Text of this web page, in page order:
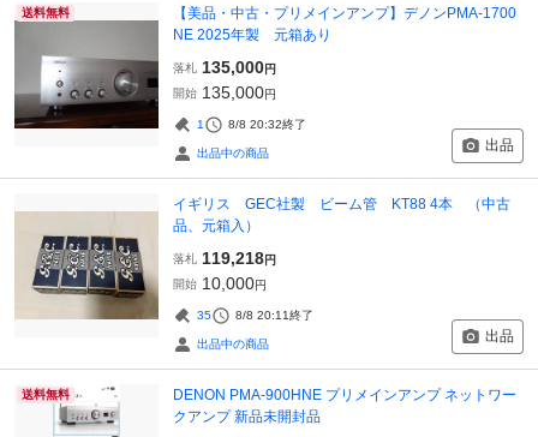
送料無料
【美品・中古・プリメインアンプ】デノンPMA‐1700
NE 2025年製 元箱あり
落札 135,000円
開始 135,000円
1 8/8 20:32終了
出品中の商品 出品
イギリス GEC社製 ビーム管 KT88 4本 （中古
品、元箱入）
落札 119,218円
開始 10,000円
35 8/8 20:11終了
出品中の商品 出品
送料無料
DENON PMA-900HNE プリメインアンプ ネットワー
クアンプ 新品未開封品